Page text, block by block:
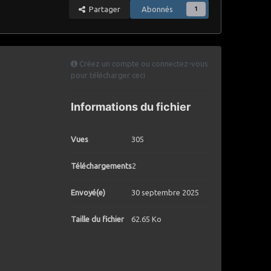
Partager Abonnés 1
Créez un compte ou connectez-vous
pour télécharger ceci
Informations du fichier
Vues 305
Téléchargements2
Envoyé(e) 30 septembre 2025
Taille du fichier 62.65 Ko